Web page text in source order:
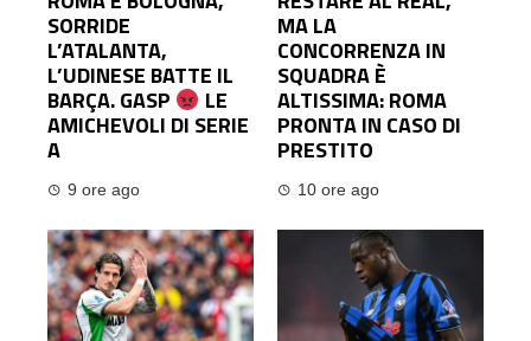
SORRIDE
L’ATALANTA,
L’UDINESE BATTE IL
BARÇA. GASP LE
AMICHEVOLI DI SERIE
A
9 ore ago
MA LA
CONCORRENZA IN
SQUADRA È
ALTISSIMA: ROMA
PRONTA IN CASO DI
PRESTITO
10 ore ago